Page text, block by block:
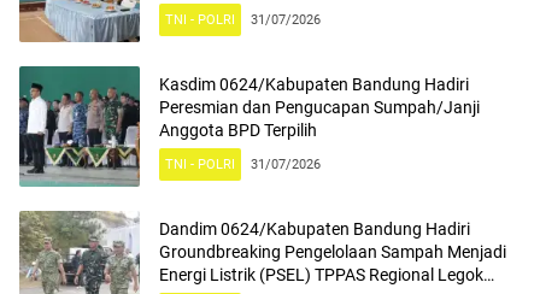
Mengamalkan Nilai Nilai Pancasila
TNI - POLRI 31/07/2026
Kasdim 0624/Kabupaten Bandung Hadiri
Peresmian dan Pengucapan Sumpah/Janji
Anggota BPD Terpilih
TNI - POLRI 31/07/2026
Dandim 0624/Kabupaten Bandung Hadiri
Groundbreaking Pengelolaan Sampah Menjadi
Energi Listrik (PSEL) TPPAS Regional Legok